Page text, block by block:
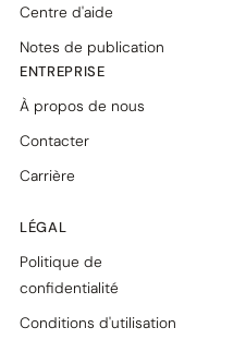
Centre d'aide
Notes de publication
ENTREPRISE
À propos de nous
Contacter
Carrière
LÉGAL
Politique de
confidentialité
Conditions d'utilisation